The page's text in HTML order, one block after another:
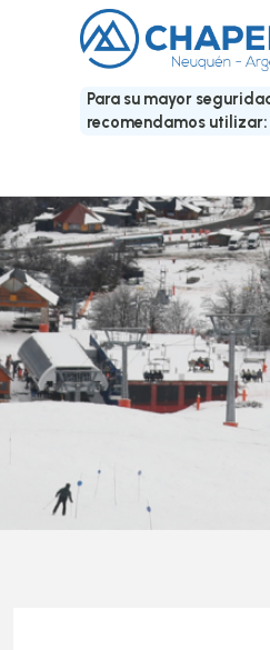
Para su mayor
recomendamos utilizar: